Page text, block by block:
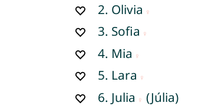
2. Olivia
3. Sofia
4. Mia
5. Lara
6. Julia
(Júlia)